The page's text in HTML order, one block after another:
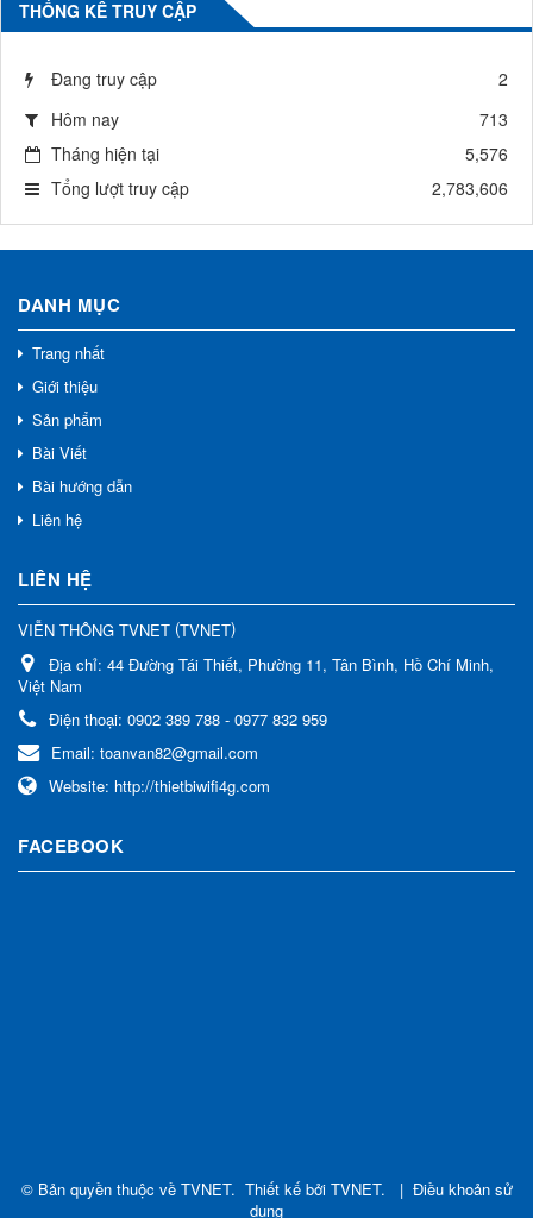
THỐNG KÊ TRUY CẬP
Đang truy cập
2
Hôm nay
713
Tháng hiện tại
5,576
Tổng lượt truy cập
2,783,606
DANH MỤC
Trang nhất
Giới thiệu
Sản phẩm
Bài Viết
Bài hướng dẫn
Liên hệ
LIÊN HỆ
VIỄN THÔNG TVNET (TVNET)
Địa chỉ: 44 Đường Tái Thiết, Phường 11, Tân Bình, Hồ Chí Minh,
Việt Nam
Điện thoại: 0902 389 788 - 0977 832 959
Email: toanvan82@gmail.com
Website: http://thietbiwifi4g.com
FACEBOOK
© Bản quyền thuộc về TVNET. Thiết kế bởi TVNET. | Điều khoản sử
dụng